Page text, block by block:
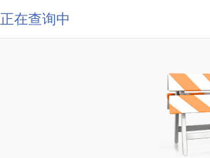
正在查询中